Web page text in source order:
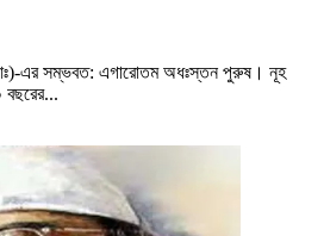
এর সম্ভবত: এগারোতম অধঃস্তন পুরুষ। নূহ
বছরের...